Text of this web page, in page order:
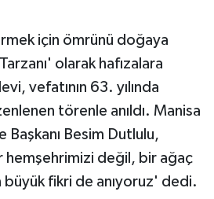
için ömrünü doğaya
olarak hafızalara
vefatının 63. yılında
törenle anıldı. Manisa
Başkanı Besim Dutlulu,
hemşehrimizi değil, bir ağaç
fikri de anıyoruz' dedi.